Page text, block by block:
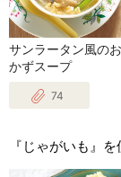
サンラータン風のお
かずスープ
74
『じゃがいも』